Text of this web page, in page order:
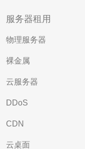
服务器租用
物理服务器
裸金属
云服务器
DDoS
CDN
云桌面